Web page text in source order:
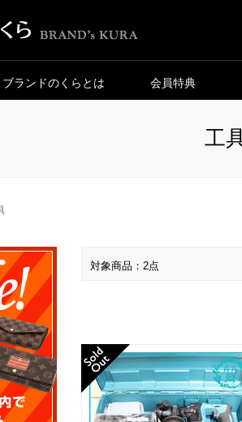
ブランドのくらとは 会員特典
工
対象商品：2点